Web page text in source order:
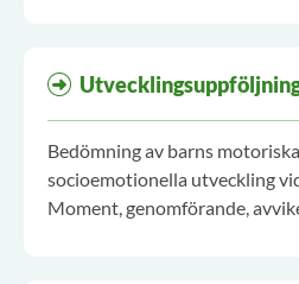
Bedömning av barns
socioemotionella utveckling
Moment, genomförande,